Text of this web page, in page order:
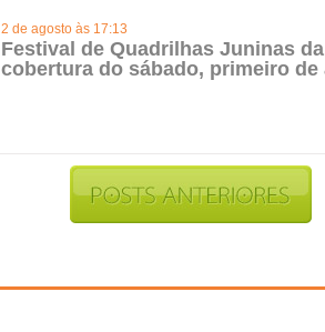
2 de agosto às 17:13
Festival de Quadrilhas Juninas
cobertura do sábado, primeiro de